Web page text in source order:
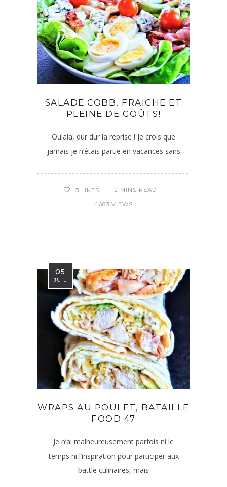
SALADE COBB, FRAICHE ET
PLEINE DE GOÛTS!
Oulala, dur dur la reprise ! Je crois que
jamais je n’étais partie en vacances sans
3 LIKES 2 MINS READ
4683 VIEWS
05
JUIL
WRAPS AU POULET, BATAILLE
FOOD 47
Je n’ai malheureusement parfois ni le
temps ni l’inspiration pour participer aux
battle culinaires, mais